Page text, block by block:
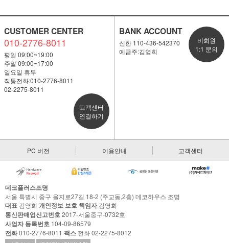
CUSTOMER CENTER
010-2776-8011
평일 09:00~19:00
주말 09:00~17:00
일요일 휴무
직통전화:010-2776-8011
02-2275-8011
고객센터
연결하기
BANK ACCOUNT
신한 110-436-542370
예금주:김영희
비회원
1:1 문의
PC 버전 이용안내 고객센터
데코플러스조명
서울 특별시 중구 을지로27길 18-2 (주교동,2층) 데코하우스 조명
대표 김영희 개인정보 보호 책임자김영희
통신판매업신고번호2017-서울중구-0732호
사업자 등록번호 104-09-86579
전화010-2776-8011 팩스 전화 02-2275-8012